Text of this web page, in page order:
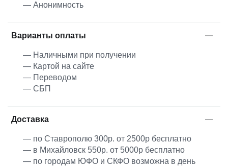
— Анонимность
Варианты оплаты
— Наличными при получении
— Картой на сайте
— Переводом
— СБП
Доставка
— по Ставрополю 300р. от 2500р бесплатно
— в Михайловск 550р. от 5000р бесплатно
— по городам ЮФО и СКФО возможна в день